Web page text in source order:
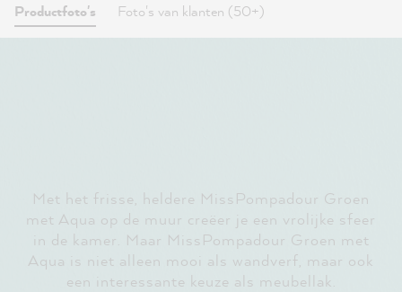
Productfoto's Foto's van klanten (50+)
Met het frisse, heldere MissPompadour Groen
met Aqua op de muur creëer je een vrolijke sfeer
in de kamer. Maar MissPompadour Groen met
Aqua is niet alleen mooi als wandverf, maar ook
een interessante keuze als meubellak.